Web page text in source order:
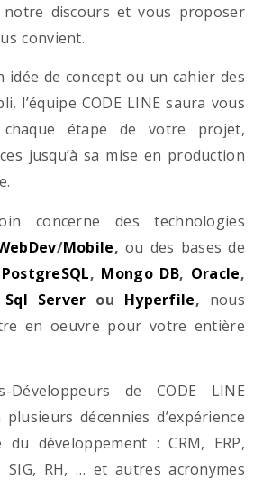
discours et vous proposer
convient.
idée de concept ou un cahier des
l’équipe CODE LINE saura vous
chaque étape de votre projet,
jusqu’à sa mise en production
concerne des technologies
/Mobile, ou des bases de
PostgreSQL, Mongo DB, Oracle,
Sql Server ou Hyperfile, nous
en oeuvre pour votre entière
Développeurs de CODE LINE
décennies d’expérience
développement : CRM, ERP,
SIG, RH, … et autres acronymes